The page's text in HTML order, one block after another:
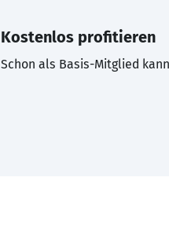
Kostenlos profitieren
Schon als Basis-Mitglied